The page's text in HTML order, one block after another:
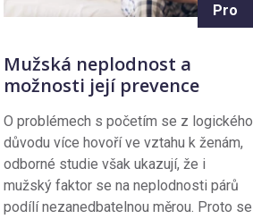
Pro
Mužská neplodnost a
možnosti její prevence
O problémech s početím se z logického
důvodu více hovoří ve vztahu k ženám,
odborné studie však ukazují, že i
mužský faktor se na neplodnosti párů
podílí nezanedbatelnou měrou. Proto se